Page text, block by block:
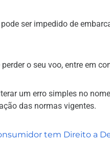
ser impedido de
o seu voo, entre em
um erro simples no
das normas vigentes.
tem Direito a